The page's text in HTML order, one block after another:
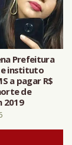
Prefeitura
e instituto
a pagar R$
de
2019